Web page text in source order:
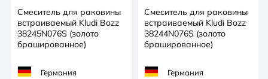
Смеситель для раковины
встраиваемый Kludi Bozz
38245N076S (золото
брашированное)
Германия
Смеситель для раковины
встраиваемый Kludi Bozz
38244N076S (золото
брашированное)
Германия